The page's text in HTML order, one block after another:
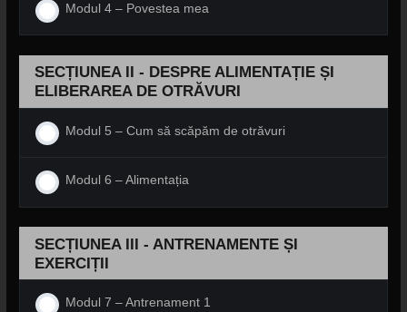
Modul 4 – Povestea mea
SECȚIUNEA II - DESPRE ALIMENTAȚIE ȘI
ELIBERAREA DE OTRĂVURI
Modul 5 – Cum să scăpăm de otrăvuri
Modul 6 – Alimentația
SECȚIUNEA III - ANTRENAMENTE ȘI
EXERCIȚII
Modul 7 – Antrenament 1